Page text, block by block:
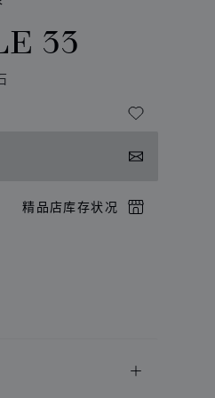
33
精品店库存状况